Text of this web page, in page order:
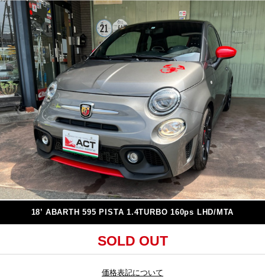
18’ ABARTH 595 PISTA 1.4TURBO 160ps LHD/MTA
SOLD OUT
価格表記について